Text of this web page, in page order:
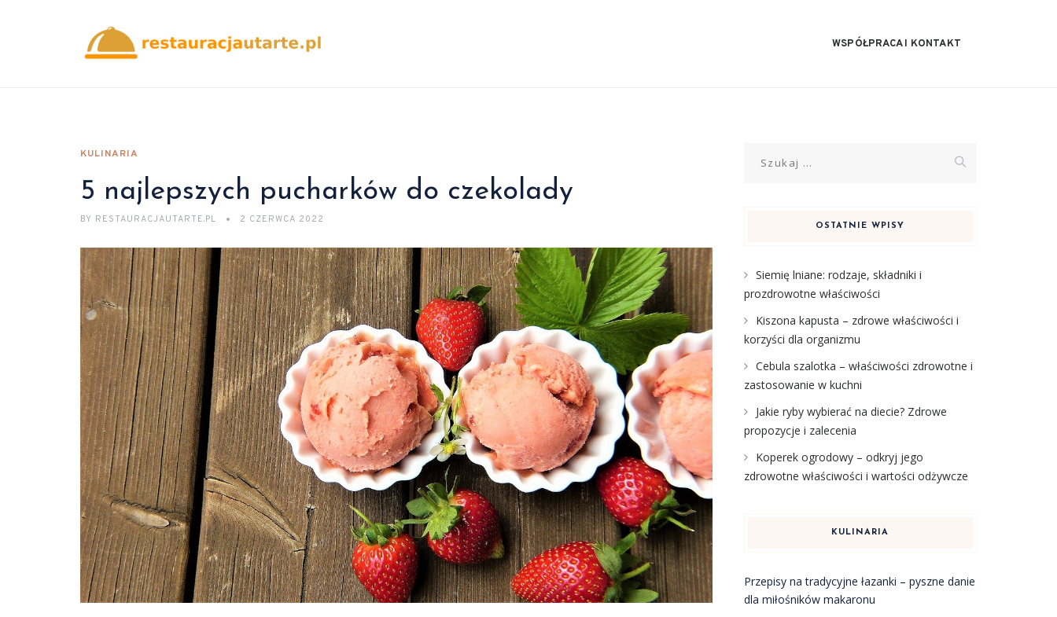
WSPÓŁPRACA I KONTAKT
KULINARIA
5 najlepszych pucharków do czekolady
BY RESTAURACJAUTARTE.PL 2 CZERWCA 2022
OSTATNIE WPISY
Siemię lniane: rodzaje, składniki i
prozdrowotne właściwości
Kiszona kapusta – zdrowe właściwości i
korzyści dla organizmu
Cebula szalotka – właściwości zdrowotne i
zastosowanie w kuchni
Jakie ryby wybierać na diecie? Zdrowe
propozycje i zalecenia
Koperek ogrodowy – odkryj jego
zdrowotne właściwości i wartości odżywcze
KULINARIA
Przepisy na tradycyjne łazanki – pyszne danie
dla miłośników makaronu